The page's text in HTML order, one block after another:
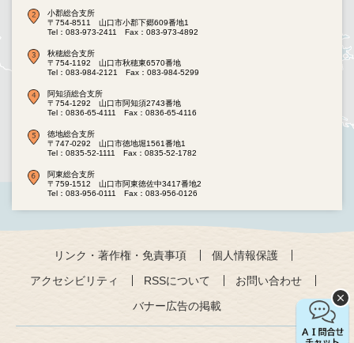
小郡総合支所
〒754-8511 山口市小郡下郷609番地1
Tel：083-973-2411
Fax：083-973-4892
秋穂総合支所
〒754-1192 山口市秋穂東6570番地
Tel：083-984-2121
Fax：083-984-5299
阿知須総合支所
〒754-1292 山口市阿知須2743番地
Tel：0836-65-4111
Fax：0836-65-4116
徳地総合支所
〒747-0292 山口市徳地堀1561番地1
Tel：0835-52-1111
Fax：0835-52-1782
阿東総合支所
〒759-1512 山口市阿東徳佐中3417番地2
Tel：083-956-0111
Fax：083-956-0126
リンク・著作権・免責事項
個人情報保護
アクセシビリティ
RSSについて
お問い合わせ
バナー広告の掲載